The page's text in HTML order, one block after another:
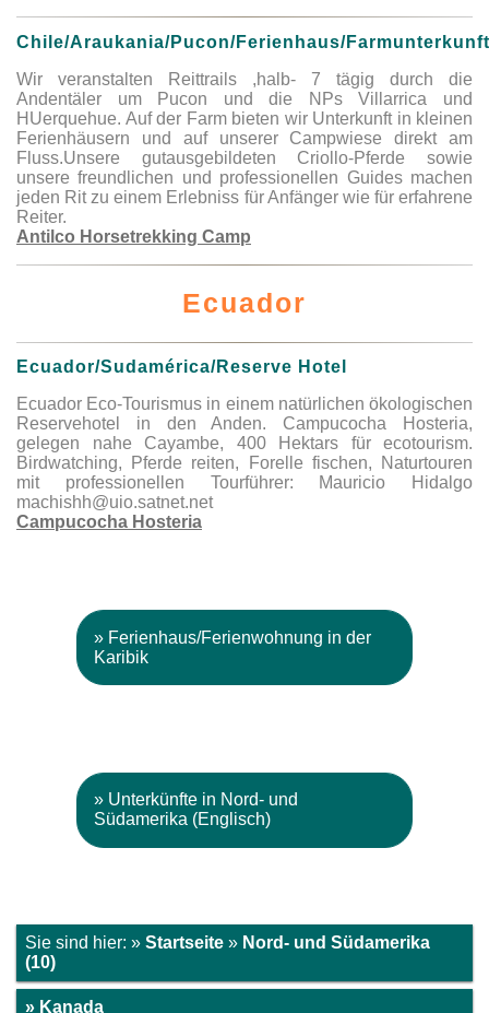
Chile/Araukania/Pucon/Ferienhaus/Farmunterkunft
Wir veranstalten Reittrails ,halb- 7 tägig durch die
Andentäler um Pucon und die NPs Villarrica und
HUerquehue. Auf der Farm bieten wir Unterkunft in kleinen
Ferienhäusern und auf unserer Campwiese direkt am
Fluss.Unsere gutausgebildeten Criollo-Pferde sowie
unsere freundlichen und professionellen Guides machen
jeden Rit zu einem Erlebniss für Anfänger wie für erfahrene
Reiter.
Antilco Horsetrekking Camp
Ecuador
Ecuador/Sudamérica/Reserve Hotel
Ecuador Eco-Tourismus in einem natürlichen ökologischen
Reservehotel in den Anden. Campucocha Hosteria,
gelegen nahe Cayambe, 400 Hektars für ecotourism.
Birdwatching, Pferde reiten, Forelle fischen, Naturtouren
mit professionellen Tourführer: Mauricio Hidalgo
machishh@uio.satnet.net
Campucocha Hosteria
» Ferienhaus/Ferienwohnung in der
Karibik
» Unterkünfte in Nord- und
Südamerika (Englisch)
Sie sind hier: » Startseite » Nord- und Südamerika
(10)
» Kanada